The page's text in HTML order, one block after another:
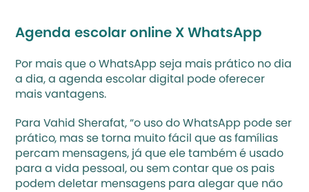
Agenda escolar online X WhatsApp
Por mais que o WhatsApp seja mais prático no dia
a dia, a agenda escolar digital pode oferecer
mais vantagens.
Para Vahid Sherafat, “o uso do WhatsApp pode ser
prático, mas se torna muito fácil que as famílias
percam mensagens, já que ele também é usado
para a vida pessoal, ou sem contar que os pais
podem deletar mensagens para alegar que não